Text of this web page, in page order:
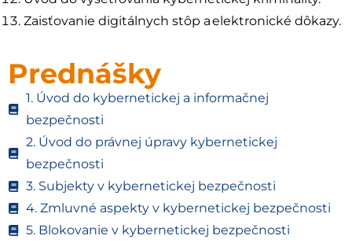
Zaisťovanie digitálnych stôp a elektronické dôkazy.
Prednášky
1. Úvod do kybernetickej a informačnej
bezpečnosti
2. Úvod do právnej úpravy kybernetickej
bezpečnosti
3. Subjekty v kybernetickej bezpečnosti
4. Zmluvné aspekty v kybernetickej bezpečnosti
5. Blokovanie v kybernetickej bezpečnosti